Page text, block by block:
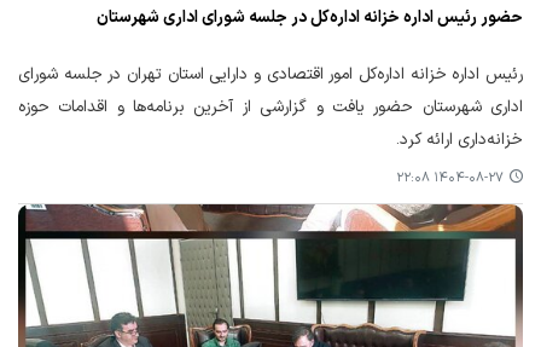
حضور رئیس اداره خزانه اداره‌کل در جلسه شورای اداری شهرستان
رئیس اداره خزانه اداره‌کل امور اقتصادی و دارایی استان تهران در جلسه شورای
اداری شهرستان حضور یافت و گزارشی از آخرین برنامه‌ها و اقدامات حوزه
خزانه‌داری ارائه کرد.
۱۴۰۴-۰۸-۲۷ ۲۲:۰۸